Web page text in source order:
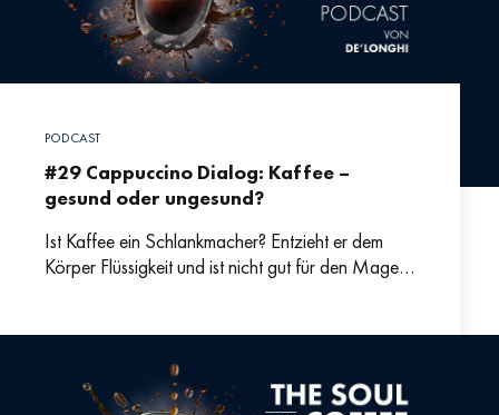
PODCAST
#29 Cappuccino Dialog: Kaffee –
gesund oder ungesund?
Ist Kaffee ein Schlankmacher? Entzieht er dem
Körper Flüssigkeit und ist nicht gut für den Magen?